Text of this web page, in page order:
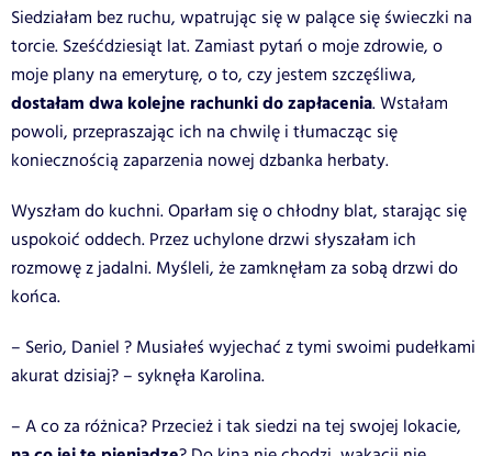
Siedziałam bez ruchu, wpatrując się w palące się świeczki na
torcie. Sześćdziesiąt lat. Zamiast pytań o moje zdrowie, o
moje plany na emeryturę, o to, czy jestem szczęśliwa,
dostałam dwa kolejne rachunki do zapłacenia. Wstałam
powoli, przepraszając ich na chwilę i tłumacząc się
koniecznością zaparzenia nowej dzbanka herbaty.
Wyszłam do kuchni. Oparłam się o chłodny blat, starając się
uspokoić oddech. Przez uchylone drzwi słyszałam ich
rozmowę z jadalni. Myśleli, że zamknęłam za sobą drzwi do
końca.
– Serio, Daniel ? Musiałeś wyjechać z tymi swoimi pudełkami
akurat dzisiaj? – syknęła Karolina.
– A co za różnica? Przecież i tak siedzi na tej swojej lokacie,